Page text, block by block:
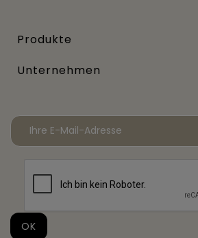
Produkte
Unternehmen